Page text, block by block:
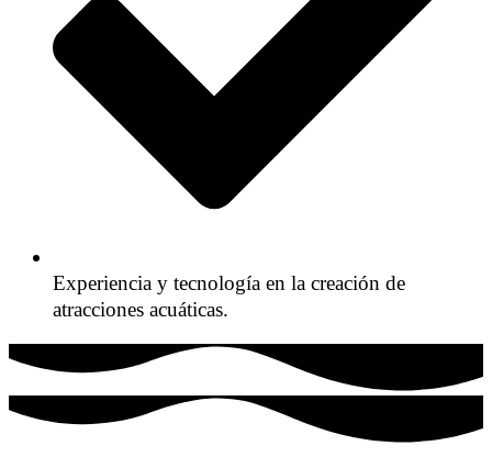
Experiencia y tecnología en la creación de
atracciones acuáticas.